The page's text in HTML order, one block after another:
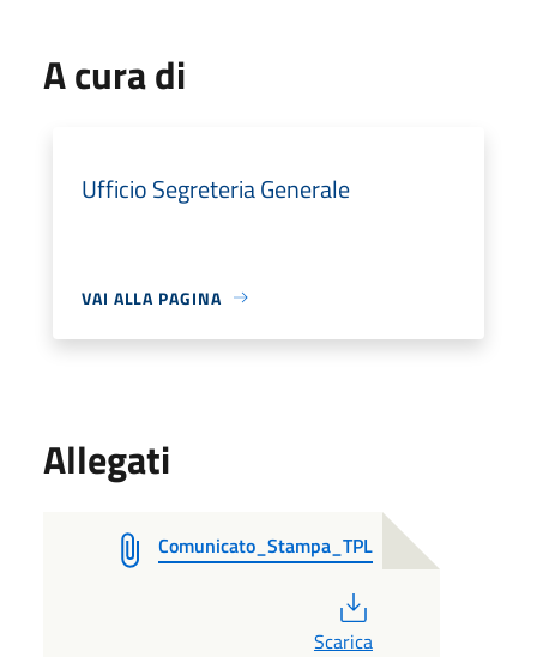
A cura di
Ufficio Segreteria Generale
VAI ALLA PAGINA
Allegati
Comunicato_Stampa_TPL
Scarica